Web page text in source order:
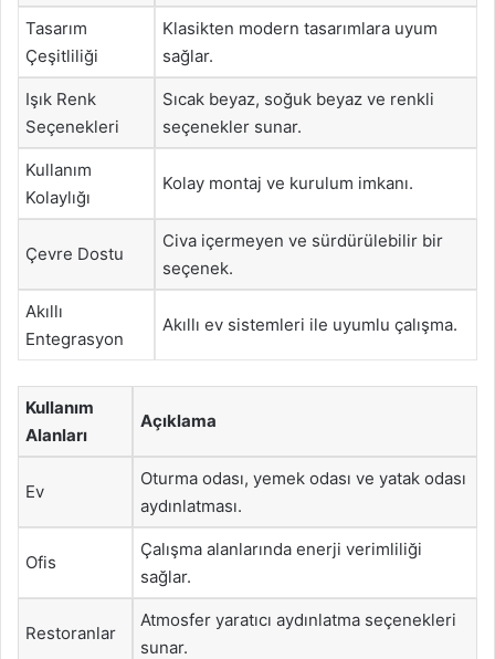
Tasarım
Çeşitliliği
Klasikten modern tasarımlara uyum
sağlar.
Işık Renk
Seçenekleri
Sıcak beyaz, soğuk beyaz ve renkli
seçenekler sunar.
Kullanım
Kolaylığı
Kolay montaj ve kurulum imkanı.
Çevre Dostu
Civa içermeyen ve sürdürülebilir bir
seçenek.
Akıllı
Entegrasyon
Akıllı ev sistemleri ile uyumlu çalışma.
Kullanım
Alanları
Açıklama
Ev
Oturma odası, yemek odası ve yatak odası
aydınlatması.
Ofis
Çalışma alanlarında enerji verimliliği
sağlar.
Restoranlar
Atmosfer yaratıcı aydınlatma seçenekleri
sunar.